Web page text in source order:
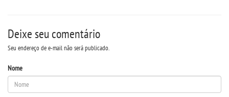
Deixe seu comentário
Seu endereço de e-mail não será publicado.
Nome